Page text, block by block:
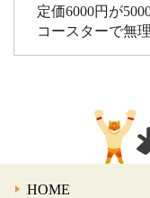
定価6000円が
コースターで無
HOME